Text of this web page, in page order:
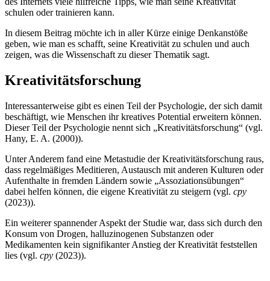
schulen oder trainieren kann.
In diesem Beitrag möchte ich in aller Kürze einige Denkanstöße
geben, wie man es schafft, seine Kreativität zu schulen und auch
zeigen, was die Wissenschaft zu dieser Thematik sagt.
Kreativitätsforschung
Interessanterweise gibt es einen Teil der Psychologie, der sich damit
beschäftigt, wie Menschen ihr kreatives Potential erweitern können.
Dieser Teil der Psychologie nennt sich „Kreativitätsforschung“ (vgl.
Hany, E. A. (2000)).
Unter Anderem fand eine Metastudie der Kreativitätsforschung raus,
dass regelmäßiges Meditieren, Austausch mit anderen Kulturen oder
Aufenthalte in fremden Ländern sowie „Assoziationsübungen“
dabei helfen können, die eigene Kreativität zu steigern (vgl. cpy
(2023)).
Ein weiterer spannender Aspekt der Studie war, dass sich durch den
Konsum von Drogen, halluzinogenen Substanzen oder
Medikamenten kein signifikanter Anstieg der Kreativität feststellen
lies (vgl. cpy (2023)).